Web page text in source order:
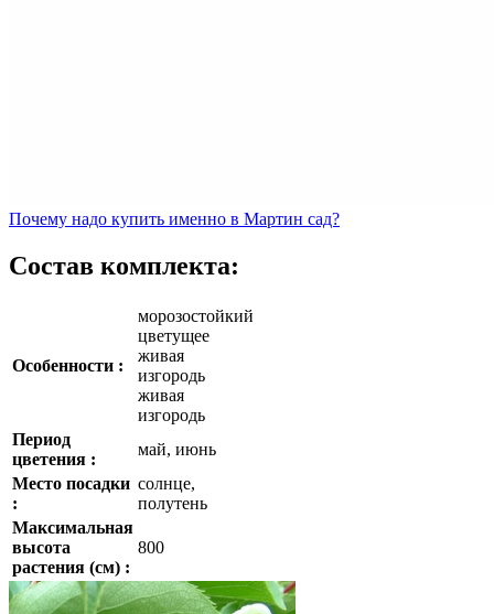
Почему надо купить именно в Мартин сад?
Состав комплекта:
Особенности :
морозостойкий
цветущее
живая
изгородь
живая
изгородь
Период
цветения :
май, июнь
Место посадки
:
солнце,
полутень
Максимальная
высота
растения (см) :
800